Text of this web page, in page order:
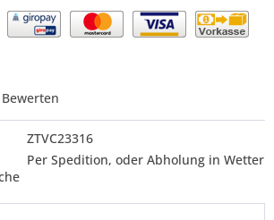
Bewerten
ZTVC23316
Per Spedition, oder Abholung in Wetter